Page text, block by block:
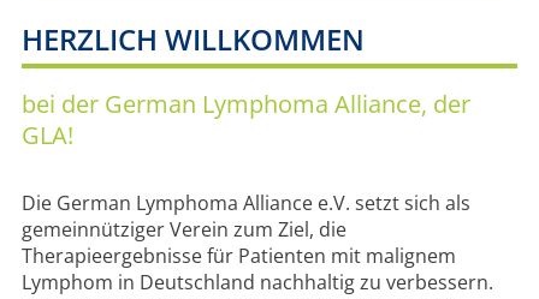
PROGRAMM
MENTEE-PROGRAMM
AKADEMIE
HERZLICH WILLKOMMEN
bei der German Lymphoma Alliance, der
GLA!
Die German Lymphoma Alliance e.V. setzt sich als
gemeinnütziger Verein zum Ziel, die
Therapieergebnisse für Patienten mit malignem
Lymphom in Deutschland nachhaltig zu verbessern.